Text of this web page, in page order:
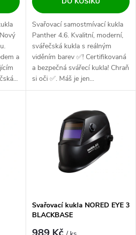
a
Svařovací samostmívací kukla
Panther 4.6. Kvalitní, moderní,
svářečská kukla s reálným
viděním barev ✅! Certifikovaná
a bezpečná svářecí kukla! Chraň
si oči ✅. Máš je jen...
Svařovací kukla NORED EYE 3
BLACKBASE